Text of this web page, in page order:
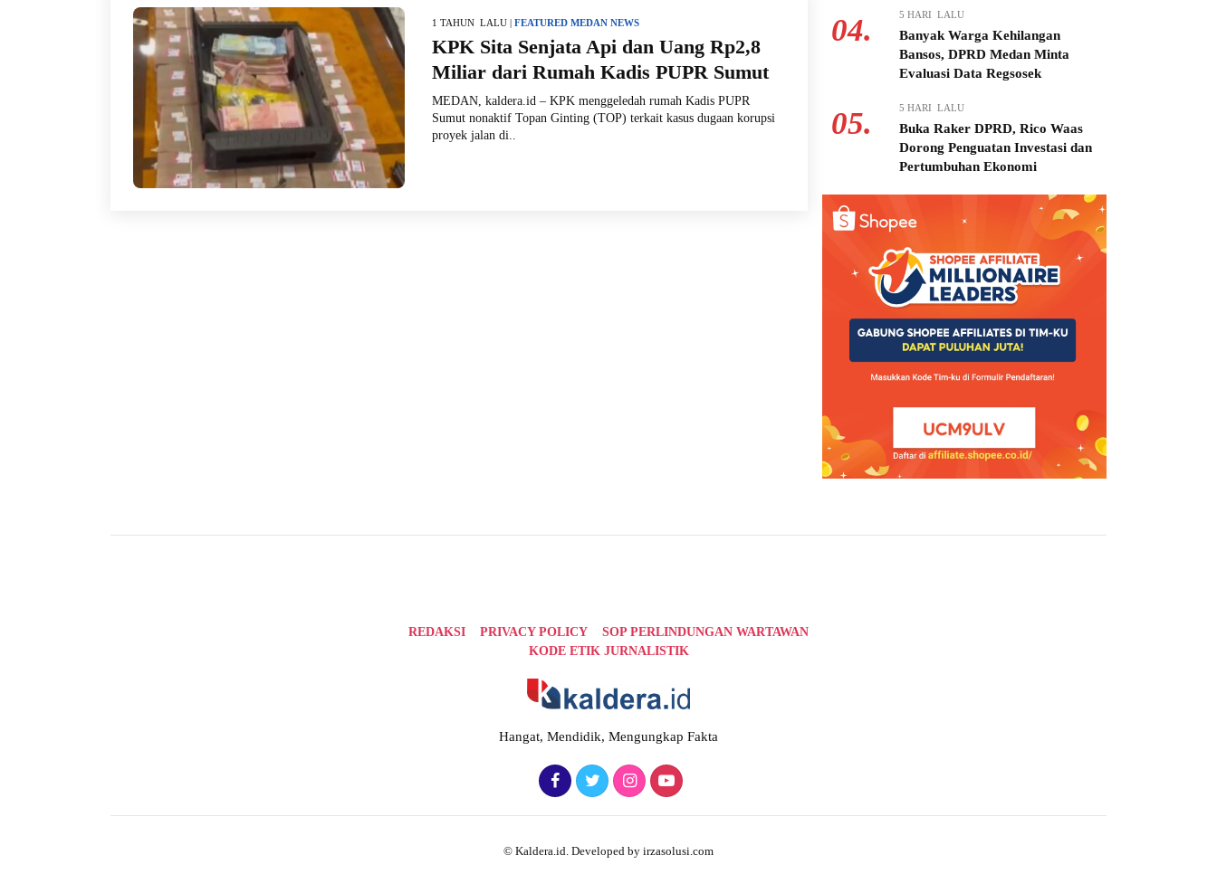
1 TAHUN LALU | FEATURED MEDAN NEWS
KPK Sita Senjata Api dan Uang Rp2,8
Miliar dari Rumah Kadis PUPR Sumut
MEDAN, kaldera.id – KPK menggeledah rumah Kadis PUPR
Sumut nonaktif Topan Ginting (TOP) terkait kasus dugaan korupsi
proyek jalan di..
04. 5 HARI LALU
Banyak Warga Kehilangan
Bansos, DPRD Medan Minta
Evaluasi Data Regsosek
05. 5 HARI LALU
Buka Raker DPRD, Rico Waas
Dorong Penguatan Investasi dan
Pertumbuhan Ekonomi
REDAKSI PRIVACY POLICY
SOP PERLINDUNGAN WARTAWAN
KODE ETIK JURNALISTIK
Hangat, Mendidik, Mengungkap Fakta
© Kaldera.id. Developed by irzasolusi.com